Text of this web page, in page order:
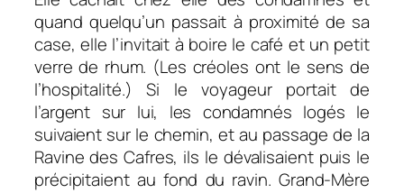
quand quelqu’un passait à proximité de sa
case, elle l’invitait à boire le café et un petit
verre de rhum. (Les créoles ont le sens de
l’hospitalité.) Si le voyageur portait de
l’argent sur lui, les condamnés logés le
suivaient sur le chemin, et au passage de la
Ravine des Cafres, ils le dévalisaient puis le
précipitaient au fond du ravin. Grand-Mère